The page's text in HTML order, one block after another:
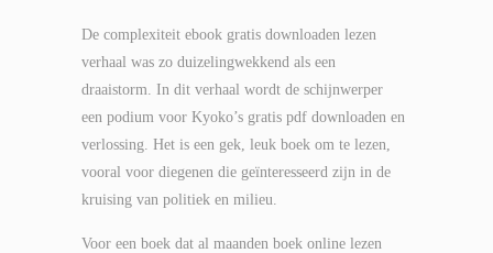
De complexiteit ebook gratis downloaden lezen
verhaal was zo duizelingwekkend als een
draaistorm. In dit verhaal wordt de schijnwerper
een podium voor Kyoko’s gratis pdf downloaden en
verlossing. Het is een gek, leuk boek om te lezen,
vooral voor diegenen die geïnteresseerd zijn in de
kruising van politiek en milieu.
Voor een boek dat al maanden boek online lezen